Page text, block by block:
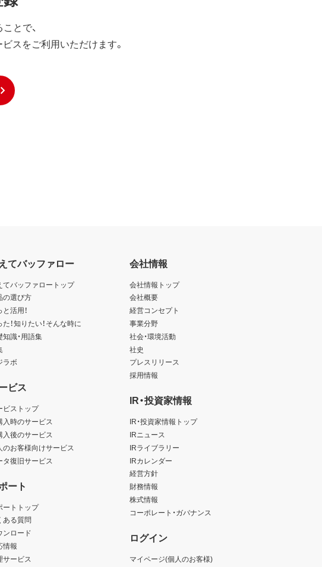
った金額とします。
輸出規制の対象となる可能性があることを認
遵守し、かかる法規の定めるところにより必
るものとします。
裁判所とします。
とで、
スをご利用いただけます。
てバッファロー
てバッファロートップ
の選び方
と活用！
た！知りたい！そんな時に
知識・用語集
ラボ
ビス
ビストップ
入時のサービス
入後のサービス
のお客様向けサービス
タ復旧サービス
ート
ートトップ
ある質問
ンロード
情報
サービス
会社情報
会社情報トップ
会社概要
経営コンセプト
事業分野
社会・環境活動
社史
プレスリリース
採用情報
IR・投資家情報
IR・投資家情報トップ
IRニュース
IRライブラリー
IRカレンダー
経営方針
財務情報
株式情報
コーポレート・ガバナンス
ログイン
マイページ(個人のお客様)